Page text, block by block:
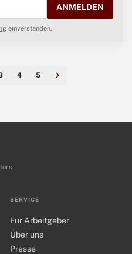
ANMELDEN
einverstanden.
4 5
SERVICE
Für Arbeitgeber
Über uns
Presse